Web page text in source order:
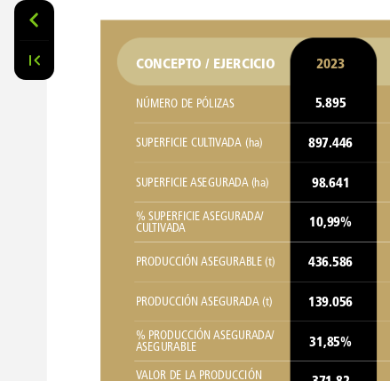
CONCEPTO / EJERCICIO 2023
NÚMERO DE PÓLIZAS 5.895
SUPERFICIE CULTIVADA (ha) 897.446
SUPERFICIE ASEGURADA (ha) 98.641
% SUPERFICIE ASEGURADA/
CULTIVADA 10,99%
PRODUCCIÓN ASEGURABLE (t) 436.586
PRODUCCIÓN ASEGURADA (t) 139.056
% PRODUCCIÓN ASEGURADA/
ASEGURABLE
31,85%
VALOR DE LA PRODUCCIÓN